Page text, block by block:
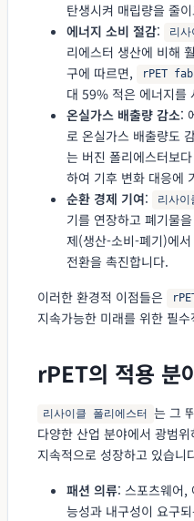
탄생시켜 매립량을 줄
에너지 소비 절감: 리
리에스터 생산에 비해
구에 따르면,
rPET
대 59% 적은 에너지를
온실가스 배출량 감소:
로 온실가스 배출량도
는 버진 폴리에스터보
하여 기후 변화 대응에
순환 경제 기여: 리사이
기를 연장하고 폐기물
제(생산-소비-폐기)에
전환을 촉진합니다.
이러한 환경적 이점들은
지속가능한 미래를 위한 필
rPET의 적용 분
리사이클 폴리에스터
는 그
다양한 산업 분야에서 광범
지속적으로 성장하고 있습니
패션 의류: 스포츠웨어,
능성과 내구성이 요구